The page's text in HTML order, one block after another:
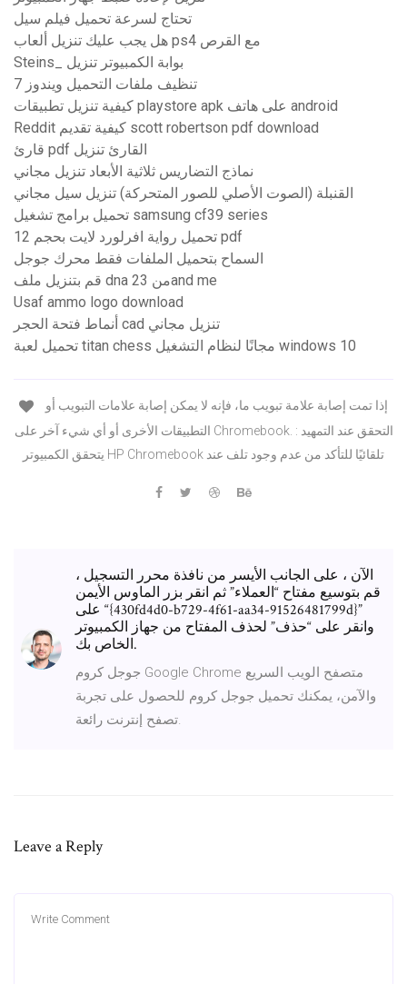
تحتاج لسرعة تحميل فيلم سيل
هل يجب عليك تنزيل ألعاب ps4 مع القرص
Steins_ بوابة الكمبيوتر تنزيل
تنظيف ملفات التحميل ويندوز 7
كيفية تنزيل تطبيقات playstore apk على هاتف android
Reddit كيفية تقديم scott robertson pdf download
قارئ pdf القارئ تنزيل
نماذج التضاريس ثلاثية الأبعاد تنزيل مجاني
القنبلة (الصوت الأصلي للصور المتحركة) تنزيل سيل مجاني
تحميل برامج تشغيل samsung cf39 series
تحميل رواية افرلورد لايت بحجم 12 pdf
السماح بتحميل الملفات فقط محرك جوجل
قم بتنزيل ملف dna من 23and me
Usaf ammo logo download
أنماط فتحة الحجر cad تنزيل مجاني
تحميل لعبة titan chess مجانًا لنظام التشغيل windows 10
التطبيقات الأخرى أو أي شيء آخر على Chromebook. التحقق عند التمهيد :
يتحقق الكمبيوتر HP Chromebook تلقائيًا للتأكد من عدم وجود تلف عند
الآن ، على الجانب الأيسر من نافذة محرر التسجيل ،
قم بتوسيع مفتاح “العملاء” ثم انقر بزر الماوس الأيمن
على “{430fd4d0-b729-4f61-aa34-91526481799d}”
وانقر على “حذف” لحذف المفتاح من جهاز الكمبيوتر
الخاص بك.
جوجل كروم Google Chrome متصفح الويب السريع
والآمن، يمكنك تحميل جوجل كروم للحصول على تجربة
تصفح إنترنت رائعة.
Leave a Reply